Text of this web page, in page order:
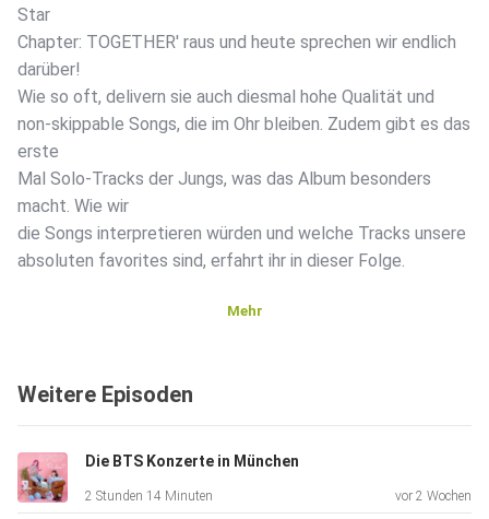
Star
Chapter: TOGETHER' raus und heute sprechen wir endlich
darüber!
Wie so oft, delivern sie auch diesmal hohe Qualität und
non-skippable Songs, die im Ohr bleiben. Zudem gibt es das
erste
Mal Solo-Tracks der Jungs, was das Album besonders
macht. Wie wir
die Songs interpretieren würden und welche Tracks unsere
absoluten favorites sind, erfahrt ihr in dieser Folge.
mit uns!
Disclaimer: In der Folge gehen wir fälschlicherweise davon
aus,
Mehr
Weitere Episoden
Die BTS Konzerte in München
2 Stunden 14 Minuten vor 2 Wochen